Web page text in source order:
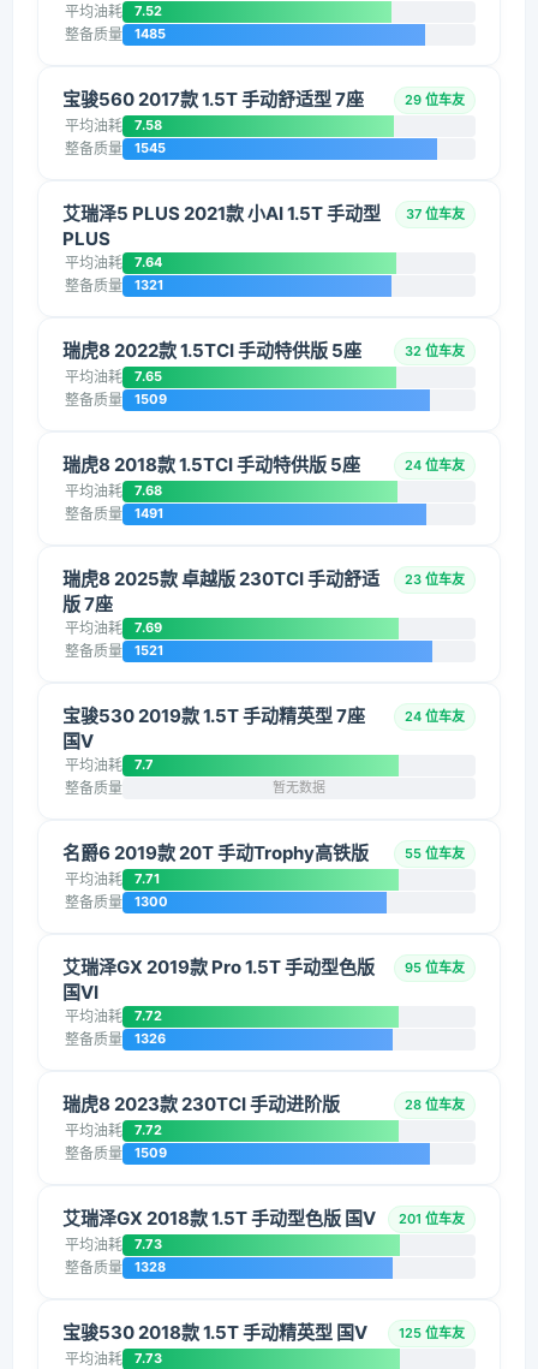
平均油耗 7.52
整备质量 1485
宝骏560 2017款 1.5T 手动舒适型 7座 29 位车友
平均油耗 7.58
整备质量 1545
艾瑞泽5 PLUS 2021款 小AI 1.5T 手动型
PLUS
37 位车友
平均油耗 7.64
整备质量 1321
瑞虎8 2022款 1.5TCI 手动特供版 5座 32 位车友
平均油耗 7.65
整备质量 1509
瑞虎8 2018款 1.5TCI 手动特供版 5座 24 位车友
平均油耗 7.68
整备质量 1491
瑞虎8 2025款 卓越版 230TCI 手动舒适
版 7座
23 位车友
平均油耗 7.69
整备质量 1521
宝骏530 2019款 1.5T 手动精英型 7座
国V
24 位车友
平均油耗 7.7
整备质量 暂无数据
名爵6 2019款 20T 手动Trophy高铁版 55 位车友
平均油耗 7.71
整备质量 1300
艾瑞泽GX 2019款 Pro 1.5T 手动型色版
国VI
95 位车友
平均油耗 7.72
整备质量 1326
瑞虎8 2023款 230TCI 手动进阶版 28 位车友
平均油耗 7.72
整备质量 1509
艾瑞泽GX 2018款 1.5T 手动型色版 国V 201 位车友
平均油耗 7.73
整备质量 1328
宝骏530 2018款 1.5T 手动精英型 国V 125 位车友
平均油耗 7.73